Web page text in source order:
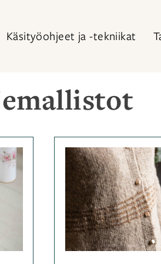
Käsityöohjeet ja -tekniikat
Jutut
ohje